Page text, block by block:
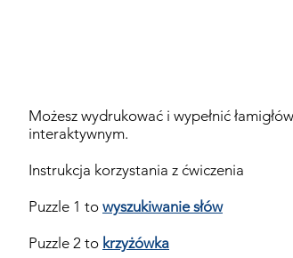
Możesz wydrukować i wypełnić
interaktywnym.
Instrukcja korzystania z ćwiczenia
Puzzle 1 to wyszukiwanie słów
Puzzle 2 to krzyżówka